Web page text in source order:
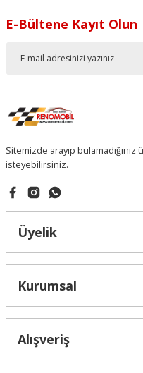
E-Bültene Kayıt Olun
Sitemizde arayıp
isteyebilirsiniz.
Üyelik
Kurumsal
Alışveriş